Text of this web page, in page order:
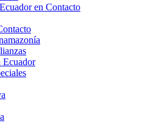
en Contacto
Ecuador